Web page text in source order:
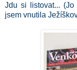
Jdu si listovat...
jsem vnutila